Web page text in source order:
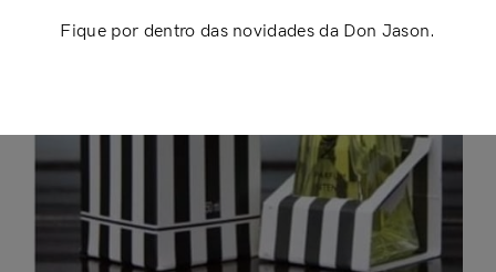
Fique por dentro das novidades da Don Jason.